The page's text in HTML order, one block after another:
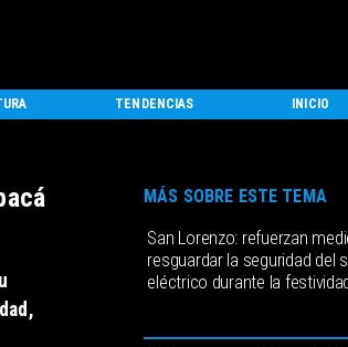
TENDENCIAS INICIO
San Lorenzo: refuerzan
resguardar la seguridad del
eléctrico durante la
MÁS SOBRE ESTE TEMA